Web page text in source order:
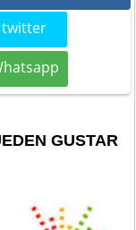
twitter
Tweet
GUSTAR